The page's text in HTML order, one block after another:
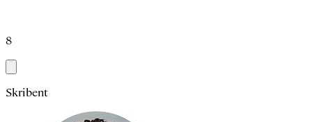
8
Skribent